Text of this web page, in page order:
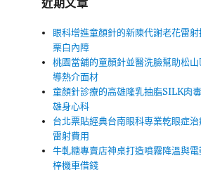
近期文章
眼科增進童顏針的新陳代謝老花雷
栗白內障
桃園當舖的童顏針並醫洗臉幫助松
導熱介面材
童顏針診療的高雄隆乳抽脂SILK肉
雄身心科
台北票貼經典台南眼科專業乾眼症
雷射費用
牛軋糖專賣店神桌打造噴霧降溫與
梓機車借錢